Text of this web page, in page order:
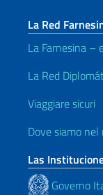
La Red
La Farnesina –
La Red
Viaggiare sicuri
Dove siamo nel
Las
Governo